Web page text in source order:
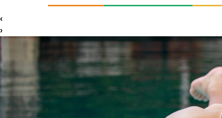
Return to ウェディング
‹
›